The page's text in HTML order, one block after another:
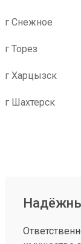
г Снежное
г Торез
г Харцызск
г Шахтерск